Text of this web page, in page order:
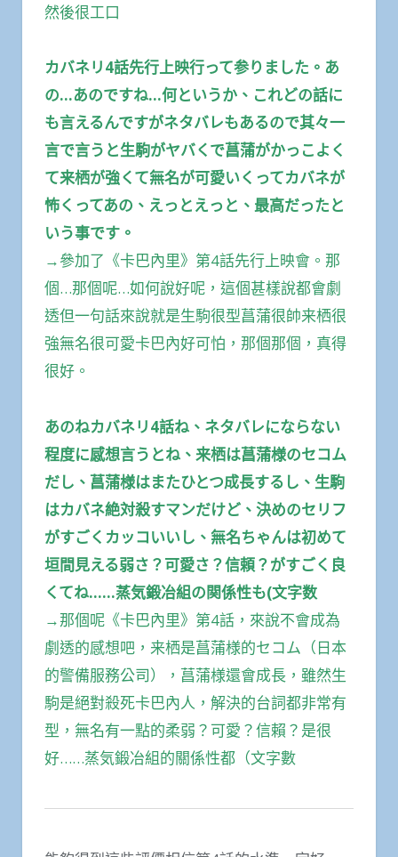
然後很工口
カバネリ4話先行上映行って参りました。あ
の…あのですね…何というか、これどの話に
も言えるんですがネタバレもあるので其々一
言で言うと生駒がヤバくで菖蒲がかっこよく
て来栖が強くて無名が可愛いくってカバネが
怖くってあの、えっとえっと、最高だったと
いう事です。
→參加了《卡巴內里》第4話先行上映會。那
個…那個呢…如何說好呢，這個甚樣說都會劇
透但一句話來說就是生駒很型菖蒲很帥来栖很
強無名很可愛卡巴內好可怕，那個那個，真得
很好。
あのねカバネリ4話ね、ネタバレにならない
程度に感想言うとね、来栖は菖蒲様のセコム
だし、菖蒲様はまたひとつ成長するし、生駒
はカバネ絶対殺すマンだけど、決めのセリフ
がすごくカッコいいし、無名ちゃんは初めて
垣間見える弱さ？可愛さ？信頼？がすごく良
くてね……蒸気鍛冶組の関係性も(文字数
→那個呢《卡巴內里》第4話，來說不會成為
劇透的感想吧，来栖是菖蒲様的セコム（日本
的警備服務公司），菖蒲様還會成長，雖然生
駒是絕對殺死卡巴內人，解決的台詞都非常有
型，無名有一點的柔弱？可愛？信賴？是很
好……蒸気鍛冶組的關係性都（文字數